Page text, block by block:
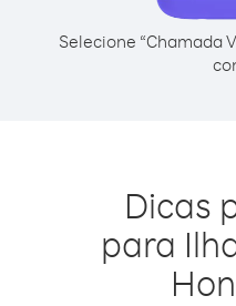
Selecione “Chamada
Dicas
para